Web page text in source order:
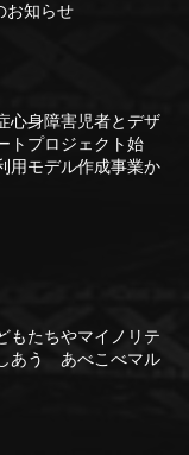
お知らせ
心身障害児者とデザ
トプロジェクト始
モデル作成事業か
もたちやマイノリテ
あう あべこべマル